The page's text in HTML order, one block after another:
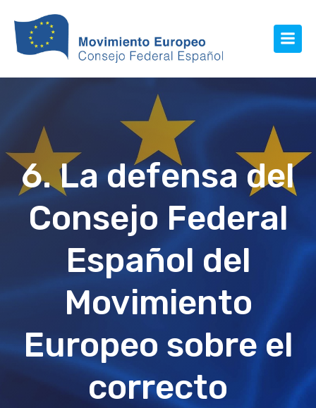
6. La defensa del
Consejo Federal
Español del
Movimiento
Europeo sobre el
correcto